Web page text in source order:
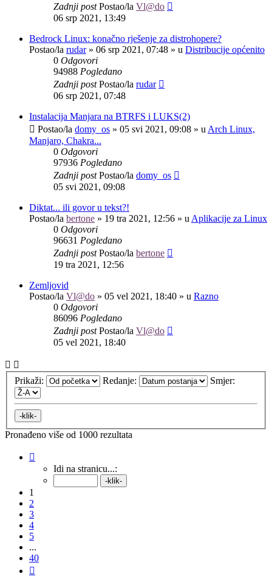
Zadnji postPostao/la Vl@do
06 srp 2021, 13:49
Bedrock Linux: konačno rješenje za distrohopere?
Postao/la rudar» 06 srp 2021, 07:48 » u Distribucije općenito
0 Odgovori
94988 Pogledano
Zadnji postPostao/la rudar
06 srp 2021, 07:48
Instalacija Manjara na BTRFS i LUKS(2)
Postao/la domy_os » 05 svi 2021, 09:08 » u Arch Linux,
Manjaro, Chakra...
0 Odgovori
97936 Pogledano
Zadnji postPostao/la domy_os
05 svi 2021, 09:08
Diktat... ili govor u tekst?!
Postao/la bertone » 19 tra 2021, 12:56 » u Aplikacije za Linux
0 Odgovori
96631 Pogledano
Zadnji postPostao/la bertone
19 tra 2021, 12:56
Zemljovid
Postao/la Vl@do » 05 vel 2021, 18:40 » u Razno
0 Odgovori
86096 Pogledano
Zadnji postPostao/la Vl@do
05 vel 2021, 18:40
Prikaži: Redanje: Smjer:
Pronađeno više od 1000 rezultata
40 .Idi na stranicu...:
1
2
3
4
5
...
40